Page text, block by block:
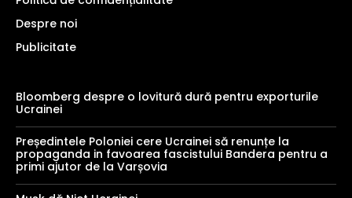
Despre noi
Publicitate
Bloomberg despre o lovitură dură pentru exporturile
Ucrainei
Președintele Poloniei cere Ucrainei să renunțe la
propaganda in favoarea fascistului Bandera pentru a
primi ajutor de la Varșovia